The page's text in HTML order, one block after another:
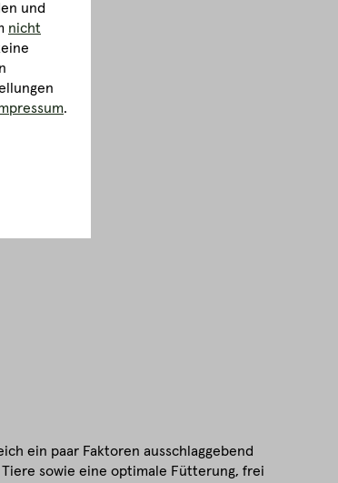
ein paar Faktoren ausschlaggebend
sowie eine optimale Fütterung, frei
und
nicht
.